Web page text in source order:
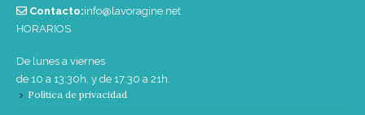
Contacto:info@lavoragine.net
HORARIOS
De lunes a viernes
de 10 a 13:30h. y de 17:30 a 21h.
Política de privacidad